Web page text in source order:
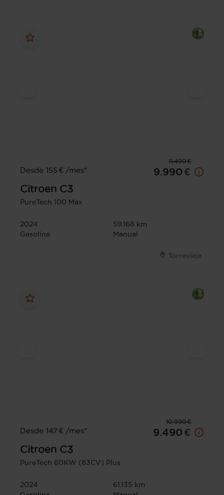
11.490 €
Desde 155 € /mes*
9.990 €
Citroen C3
PureTech 100 Max
2024
59.168 km
Gasolina
Manual
Torrevieja
10.990 €
Desde 147 € /mes*
9.490 €
Citroen C3
PureTech 60KW (83CV) Plus
2024
61.135 km